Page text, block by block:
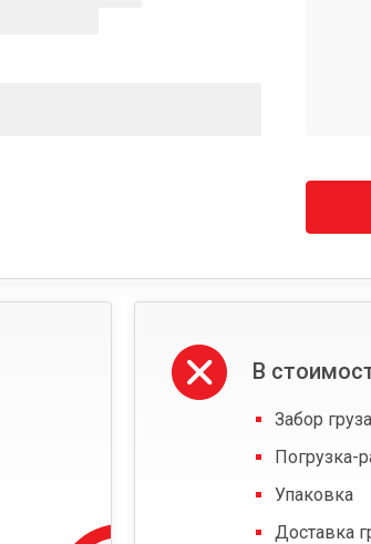
В
Забор
Погрузка-
Упаковка
Доставка